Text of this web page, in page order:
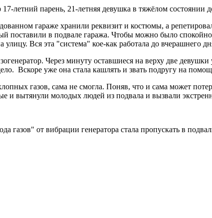
летний парень, 21-летняя девушка в тяжёлом состоянии
гараже хранили реквизит и костюмы, а
поставили в подвале гаража. Чтобы можно было
Вся эта "система" кое-как работала до вчерашнего
Через минуту оставшиеся на верху две
Вскоре уже она стала кашлять и звать подругу на
газов, сама не смогла. Поняв, что и сама может
и вытянули молодых людей из подвала и вызвали
газов" от вибрации генератора стала пропускать в